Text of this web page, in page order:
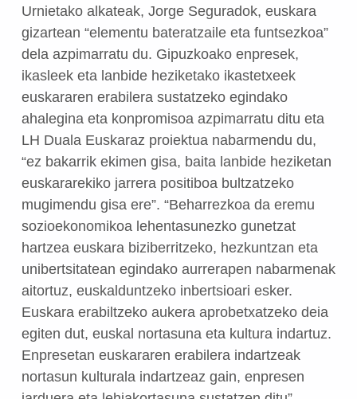
Urnietako alkateak, Jorge Seguradok, euskara
gizartean “elementu bateratzaile eta funtsezkoa”
dela azpimarratu du. Gipuzkoako enpresek,
ikasleek eta lanbide heziketako ikastetxeek
euskararen erabilera sustatzeko egindako
ahalegina eta konpromisoa azpimarratu ditu eta
LH Duala Euskaraz proiektua nabarmendu du,
“ez bakarrik ekimen gisa, baita lanbide heziketan
euskararekiko jarrera positiboa bultzatzeko
mugimendu gisa ere”. “Beharrezkoa da eremu
sozioekonomikoa lehentasunezko gunetzat
hartzea euskara biziberritzeko, hezkuntzan eta
unibertsitatean egindako aurrerapen nabarmenak
aitortuz, euskalduntzeko inbertsioari esker.
Euskara erabiltzeko aukera aprobetxatzeko deia
egiten dut, euskal nortasuna eta kultura indartuz.
Enpresetan euskararen erabilera indartzeak
nortasun kulturala indartzeaz gain, enpresen